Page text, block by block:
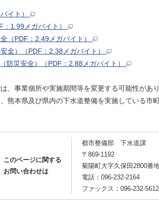
イト）
1.99メガバイト）
（PDF：2.49メガバイト）
全）（PDF：2.38メガバイト）
防災安全）（PDF：2.88メガバイト）
事業個所や実施期間等を変更する可能性があり
本県及び県内の下水道整備を実施している市
このページに関する
お問い合わせは
都市整備部 下水道課
〒869-1192
菊陽町大字久保田2800番
電話：096-232-2164
ファックス：096-232-5612